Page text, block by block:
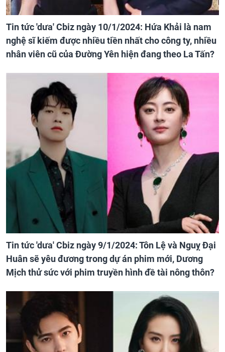
Tin tức 'dưa' Cbiz ngày 10/1/2024: Hứa Khải là nam
nghệ sĩ kiếm được nhiều tiền nhất cho công ty, nhiều
nhân viên cũ của Đường Yên hiện đang theo La Tấn?
Tin tức 'dưa' Cbiz ngày 9/1/2024: Tôn Lệ và Nguỵ Đại
Huân sẽ yêu đương trong dự án phim mới, Dương
Mịch thử sức với phim truyền hình đề tài nông thôn?